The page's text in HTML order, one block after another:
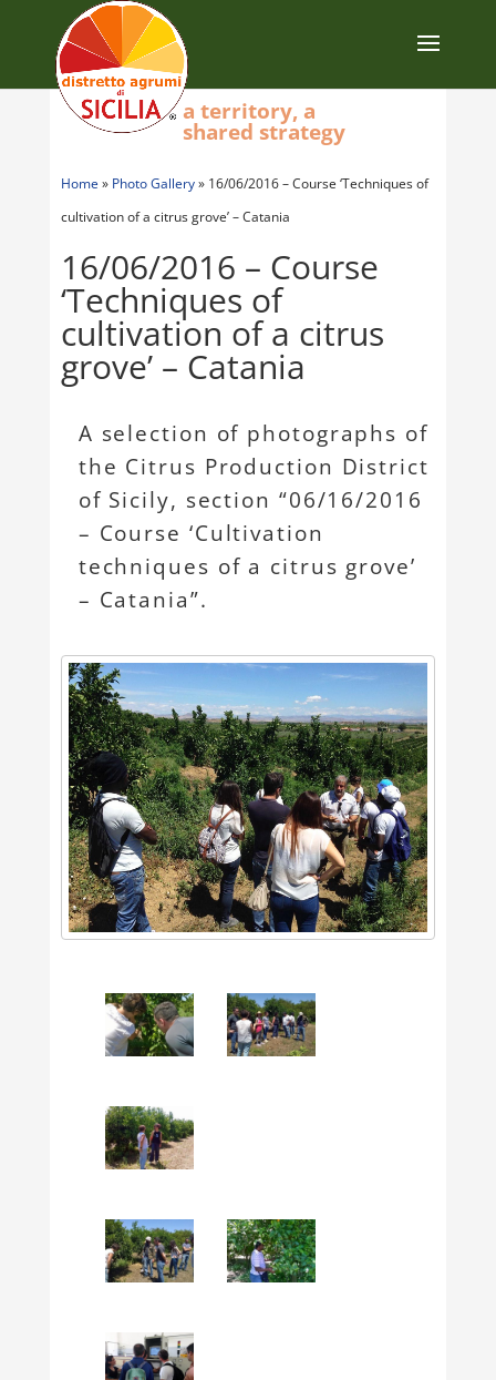
Home » Photo Gallery» 16/06/2016 – Course ‘Techniques of
cultivation of a citrus grove’ – Catania
16/06/2016 – Course
‘Techniques of
cultivation of a citrus
grove’ – Catania
A selection of photographs of
the Citrus Production District
of Sicily, section “06/16/2016
– Course ‘Cultivation
techniques of a citrus grove’
– Catania”.
a territory, a
shared strategy